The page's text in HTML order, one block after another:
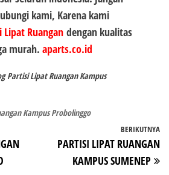
kami, Karena kami
Lipat Ruangandengan kualitas
murah. aparts.co.id
Partisi Lipat Ruangan Kampus
Kampus Probolinggo
BERIKUTNYA
PARTISI LIPAT RUANGAN
KAMPUS SUMENEP